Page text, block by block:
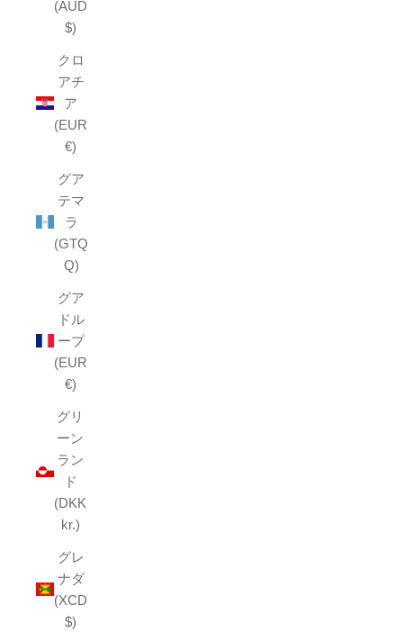
(AUD
$)
クロ
アチ
ア
(EUR
€)
グア
テマ
ラ
(GTQ
Q)
グア
ドル
ープ
(EUR
€)
グリ
ーン
ラン
ド
(DKK
kr.)
グレ
ナダ
(XCD
$)